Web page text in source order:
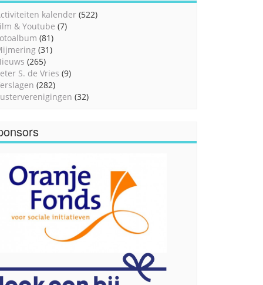
kalender (522)
& Youtube (7)
(81)
(31)
(265)
S. de Vries (9)
(282)
(32)